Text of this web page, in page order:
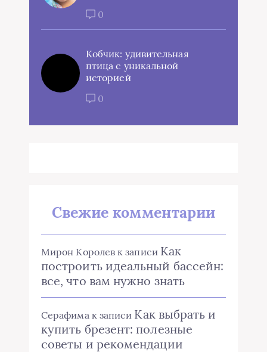
0
Кобчик: удивительная
птица с уникальной
историей
0
Свежие комментарии
Мирон Королев к записи Как
построить идеальный бассейн:
все, что вам нужно знать
Серафима к записи Как выбрать и
купить брезент: полезные
советы и рекомендации